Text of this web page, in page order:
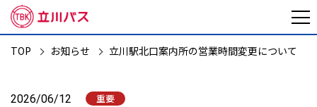
TOP お知らせ 立川駅北口案内所の営業時間変更について
2026/06/12 重要